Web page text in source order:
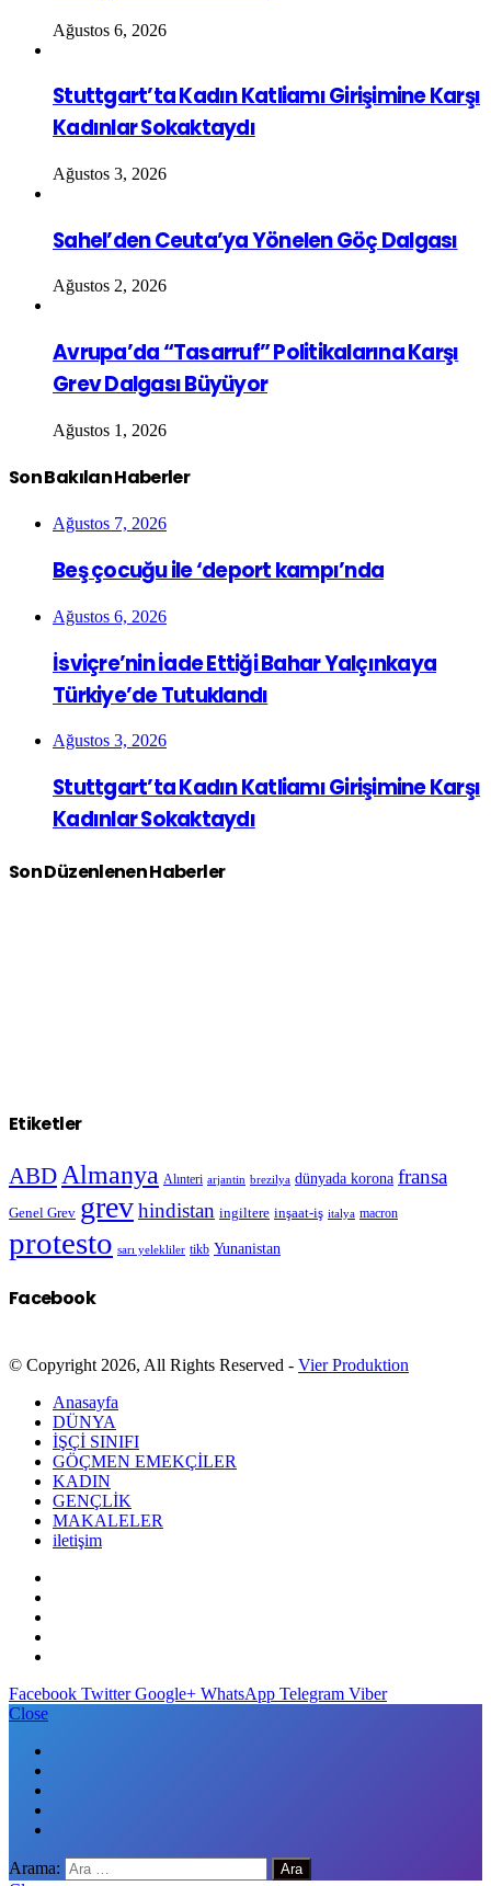
Ağustos 6, 2026
Stuttgart’ta Kadın Katliamı Girişimine Karşı
Kadınlar Sokaktaydı
Ağustos 3, 2026
Sahel’den Ceuta’ya Yönelen Göç Dalgası
Ağustos 2, 2026
Avrupa’da “Tasarruf” Politikalarına Karşı
Grev Dalgası Büyüyor
Ağustos 1, 2026
Son Bakılan Haberler
Ağustos 7, 2026
Beş çocuğu ile ‘deport kampı’nda
Ağustos 6, 2026
İsviçre’nin İade Ettiği Bahar Yalçınkaya
Türkiye’de Tutuklandı
Ağustos 3, 2026
Stuttgart’ta Kadın Katliamı Girişimine Karşı
Kadınlar Sokaktaydı
Son Düzenlenen Haberler
Etiketler
ABD Almanya Alınteri arjantin brezilya dünyada korona fransa
Genel Grev grevhindistan ingiltere inşaat-iş italya macron
protesto sarı yelekliler tikb Yunanistan
Facebook
© Copyright 2026, All Rights Reserved - Vier Produktion
Anasayfa
DÜNYA
İŞÇİ SINIFI
GÖÇMEN EMEKÇİLER
KADIN
GENÇLİK
MAKALELER
iletişim
Facebook Twitter Google+ WhatsApp Telegram Viber
Close
Arama: